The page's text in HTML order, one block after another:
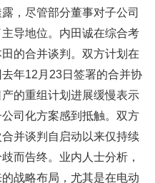
，尽管部分董事对子公司
导地位。内田诚在综合考
的合并谈判。双方计划在
年12月23日签署的合并协
的重组计划进展缓慢表示
司化方案感到抵触。双方
并谈判自启动以来仅持续
而告终。业内人士分析，
战略布局，尤其是在电动